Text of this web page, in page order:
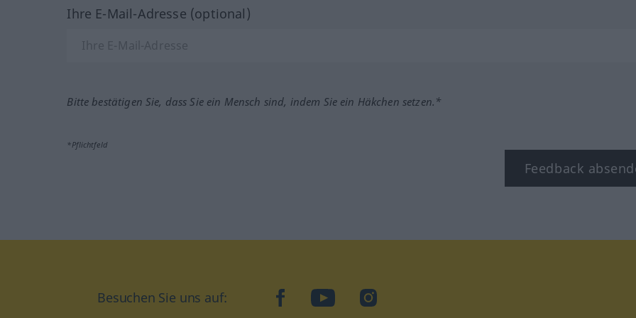
Ihre E-Mail-Adresse (optional)
Bitte bestätigen Sie, dass Sie ein Mensch sind, indem Sie ein Häkchen setzen.*
*Pflichtfeld
Feedback
Besuchen Sie uns auf: facebookYouTubeInstagram